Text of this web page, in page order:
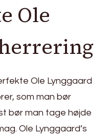
Ole
Ole Lynggaard
som man bør
bør man tage højde
Ole Lynggaard’s